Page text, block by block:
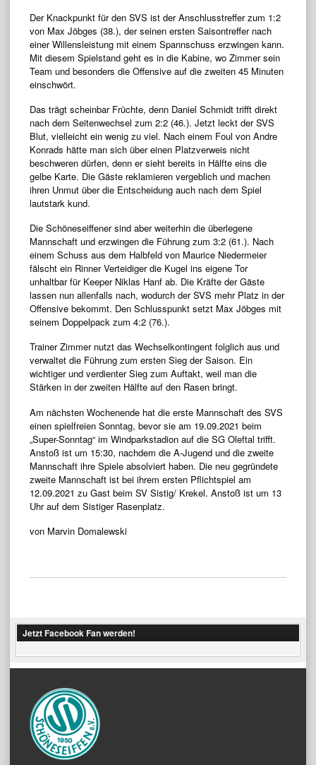
Der Knackpunkt für den SVS ist der Anschlusstreffer zum 1:2
von Max Jöbges (38.), der seinen ersten Saisontreffer nach
einer Willensleistung mit einem Spannschuss erzwingen kann.
Mit diesem Spielstand geht es in die Kabine, wo Zimmer sein
Team und besonders die Offensive auf die zweiten 45 Minuten
einschwört.
Das trägt scheinbar Früchte, denn Daniel Schmidt trifft direkt
nach dem Seitenwechsel zum 2:2 (46.). Jetzt leckt der SVS
Blut, vielleicht ein wenig zu viel. Nach einem Foul von Andre
Konrads hätte man sich über einen Platzverweis nicht
beschweren dürfen, denn er sieht bereits in Hälfte eins die
gelbe Karte. Die Gäste reklamieren vergeblich und machen
ihren Unmut über die Entscheidung auch nach dem Spiel
lautstark kund.
Die Schöneseiffener sind aber weiterhin die überlegene
Mannschaft und erzwingen die Führung zum 3:2 (61.). Nach
einem Schuss aus dem Halbfeld von Maurice Niedermeier
fälscht ein Rinner Verteidiger die Kugel ins eigene Tor
unhaltbar für Keeper Niklas Hanf ab. Die Kräfte der Gäste
lassen nun allenfalls nach, wodurch der SVS mehr Platz in der
Offensive bekommt. Den Schlusspunkt setzt Max Jöbges mit
seinem Doppelpack zum 4:2 (76.).
Trainer Zimmer nutzt das Wechselkontingent folglich aus und
verwaltet die Führung zum ersten Sieg der Saison. Ein
wichtiger und verdienter Sieg zum Auftakt, weil man die
Stärken in der zweiten Hälfte auf den Rasen bringt.
Am nächsten Wochenende hat die erste Mannschaft des SVS
einen spielfreien Sonntag, bevor sie am 19.09.2021 beim
„Super-Sonntag“ im Windparkstadion auf die SG Oleftal trifft.
Anstoß ist um 15:30, nachdem die A-Jugend und die zweite
Mannschaft ihre Spiele absolviert haben. Die neu gegründete
zweite Mannschaft ist bei ihrem ersten Pflichtspiel am
12.09.2021 zu Gast beim SV Sistig/ Krekel. Anstoß ist um 13
Uhr auf dem Sistiger Rasenplatz.
von Marvin Domalewski
Jetzt Facebook Fan werden!